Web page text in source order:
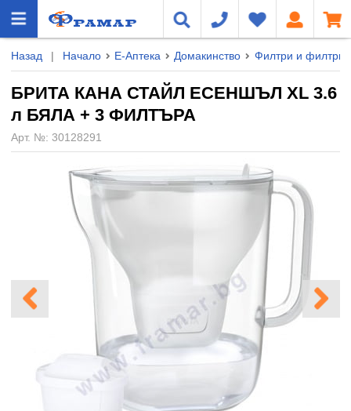
Назад | Начало Е-Аптека Домакинство Филтри и
БРИТА КАНА СТАЙЛ ЕСЕНШЪЛ XL 3.6
л БЯЛА + 3 ФИЛТЪРА
Арт. №: 30128291